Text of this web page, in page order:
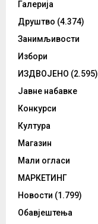
Галерија
Друштво (4.374)
Занимљивости
Избори
ИЗДВОЈЕНО (2.595)
Јавне набавке
Конкурси
Култура
Магазин
Мали огласи
МАРКЕТИНГ
Новости (1.799)
Обавјештења